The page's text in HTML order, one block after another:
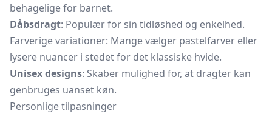
behagelige for barnet.
Dåbsdragt: Populær for sin tidløshed og enkelhed.
Farverige variationer: Mange vælger pastelfarver eller
lysere nuancer i stedet for det klassiske hvide.
Unisex designs: Skaber mulighed for, at dragter kan
genbruges uanset køn.
Personlige tilpasninger